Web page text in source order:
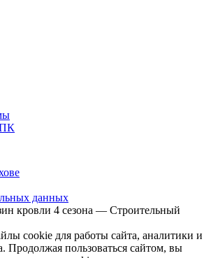
данных
кровли 4 сезона — Строительный
cookie для работы сайта, аналитики и
Продолжая пользоваться сайтом, вы